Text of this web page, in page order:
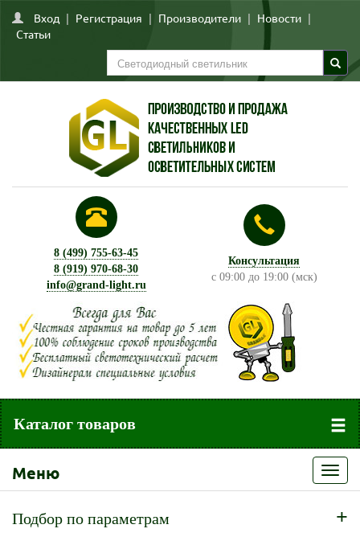
Вход | Регистрация | Производители | Новости |
Статьи
8 (499) 755-63-45
8 (919) 970-68-30
info@grand-light.ru
Консультация
с 09:00 до 19:00 (мск)
Каталог товаров
Меню
Подбор по параметрам +